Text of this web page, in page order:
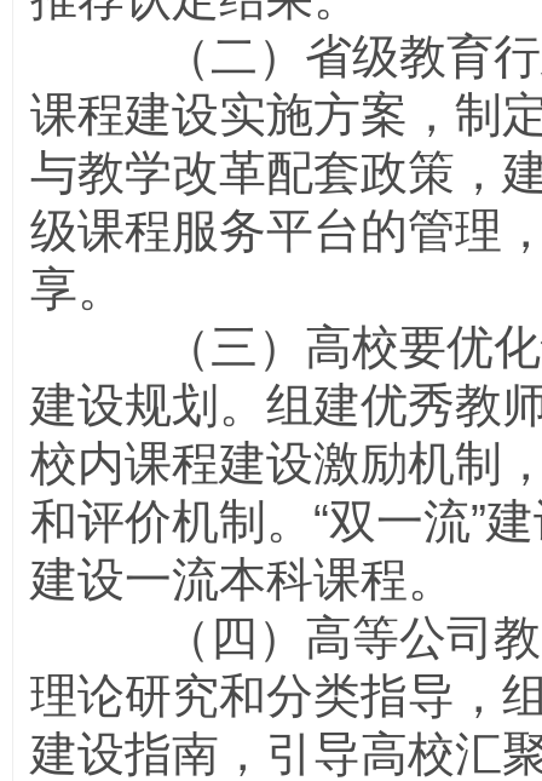
（二）省级教育行
课程建设实施方案，制
与教学改革配套政策，
级课程服务平台的管理
享。
（三）高校要优化
建设规划。组建优秀教
校内课程建设激励机制
和评价机制。“双一流”
建设一流本科课程。
（四）高等公司教
理论研究和分类指导，
建设指南，引导高校汇